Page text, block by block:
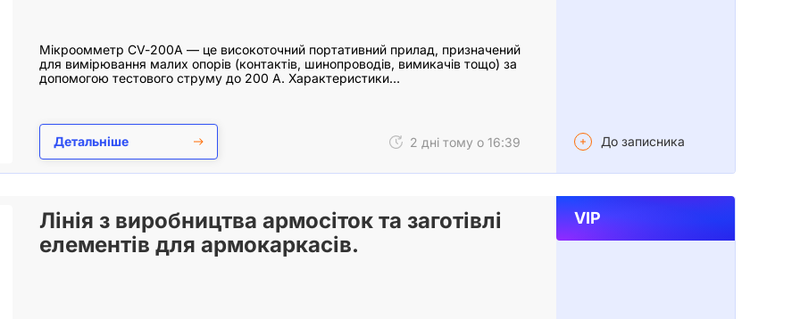
Мікроомметр CV-200А — це високоточний портативний прилад, призначений
для вимірювання малих опорів (контактів, шинопроводів, вимикачів тощо) за
допомогою тестового струму до 200 А. Характеристики…
Детальніше 2 дні тому о 16:39 До записника
Лінія з виробництва армосіток та заготівлі
елементів для армокаркасів.
VIP